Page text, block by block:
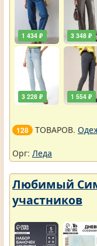
1 434 ₽
3 228 ₽
3 348 ₽
1 554 ₽
128 ТОВАРОВ.
Орг: Леда
Любимый
участников